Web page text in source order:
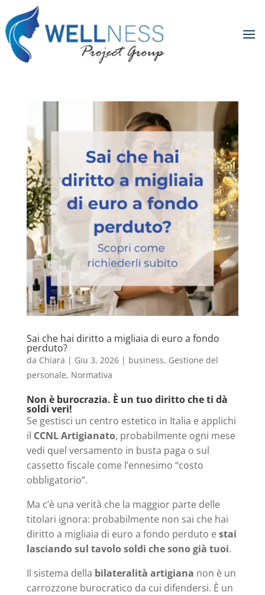
Sai che hai diritto a migliaia di euro a fondo
perduto?
da Chiara | Giu 3, 2026| business, Gestione del
personale, Normativa
Non è burocrazia. È un tuo diritto che ti dà
soldi veri!
Se gestisci un centro estetico in Italia e applichi
il CCNL Artigianato, probabilmente ogni mese
vedi quel versamento in busta paga o sul
cassetto fiscale come l’ennesimo “costo
obbligatorio”.
Ma c’è una verità che la maggior parte delle
titolari ignora: probabilmente non sai che hai
diritto a migliaia di euro a fondo perduto estai
lasciando sul tavolo soldi che sono già tuoi.
Il sistema della bilateralità artigiana non è un
carrozzone burocratico da cui difendersi. È un